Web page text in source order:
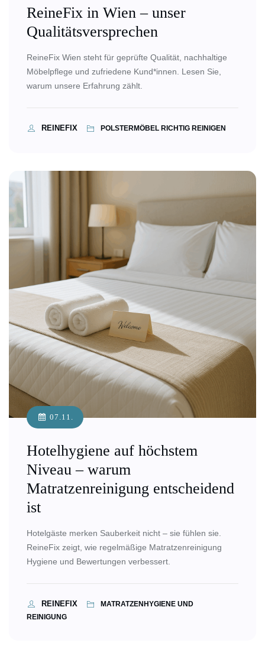
ReineFix in Wien – unser
Qualitätsversprechen
ReineFix Wien steht für geprüfte Qualität, nachhaltige
Möbelpflege und zufriedene Kund*innen. Lesen Sie,
warum unsere Erfahrung zählt.
REINEFIX POLSTERMÖBEL RICHTIG REINIGEN
07.11.
Hotelhygiene auf höchstem
Niveau – warum
Matratzenreinigung entscheidend
ist
Hotelgäste merken Sauberkeit nicht – sie fühlen sie.
ReineFix zeigt, wie regelmäßige Matratzenreinigung
Hygiene und Bewertungen verbessert.
REINEFIX
MATRATZENHYGIENE UND
REINIGUNG